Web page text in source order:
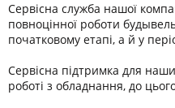
Сервісна служба нашої
повноцінної роботи
початковому етапі, а й у
Сервісна підтримка для
роботі з обладнання, до